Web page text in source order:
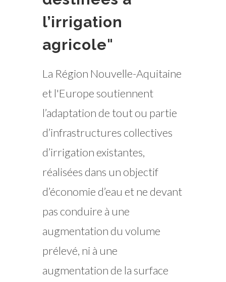
l’irrigation
agricole"
​​​​​​La Région Nouvelle-Aquitaine
et l'Europe soutiennent
l’adaptation de tout ou partie
d’infrastructures collectives
d’irrigation existantes,
réalisées dans un objectif
d’économie d’eau et ne devant
pas conduire à une
augmentation du volume
prélevé, ni à une
augmentation de la surface